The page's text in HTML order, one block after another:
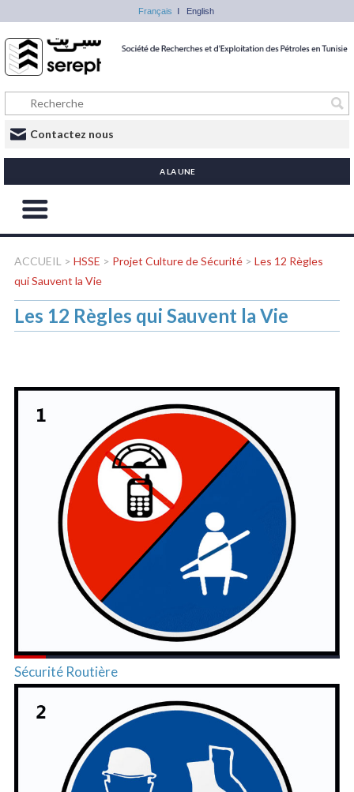
Français English
Contactez nous
A LA UNE
ACCUEIL > HSSE > Projet Culture de Sécurité > Les 12 Règles
qui Sauvent la Vie
Les 12 Règles qui Sauvent la Vie
Sécurité Routière